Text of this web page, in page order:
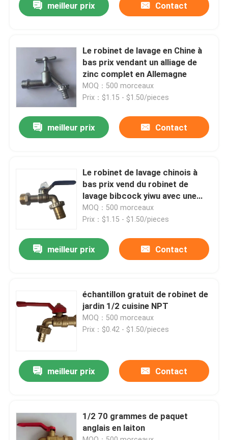
Visite d'usine
contactez-nous
Demandez une citation
Valve en laiton de Bibcock
Valve d'angle en laiton
Robinet à tournant sphérique en laiton
Soupape à gaz en laiton
Clapet anti-retour en laiton
Valve à flotteurs en laiton
Raccords de tuyauterie en laiton
meilleur prix Contact
Le robinet de lavage en Chine à
bas prix vendant un alliage de
zinc complet en Allemagne
MOQ：500 morceaux
Prix：$1.15 - $1.50/pieces
meilleur prix Contact
Le robinet de lavage chinois à
bas prix vend du robinet de
lavage bibcock yiwu avec une
poignée d'abdomen
MOQ：500 morceaux
Prix：$1.15 - $1.50/pieces
meilleur prix Contact
échantillon gratuit de robinet de
jardin 1/2 cuisine NPT
MOQ：500 morceaux
Prix：$0.42 - $1.50/pieces
meilleur prix Contact
1/2 70 grammes de paquet
anglais en laiton